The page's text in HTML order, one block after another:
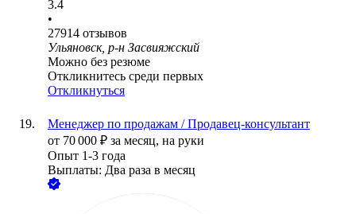
3.4
•
27914 отзывов
Ульяновск, р-н Засвияжский
Можно без резюме
Откликнитесь среди первых
Откликнуться
Менеджер по продажам / Продавец-консультант
от 70 000 ₽ за месяц, на руки
Опыт 1-3 года
Выплаты: Два раза в месяц